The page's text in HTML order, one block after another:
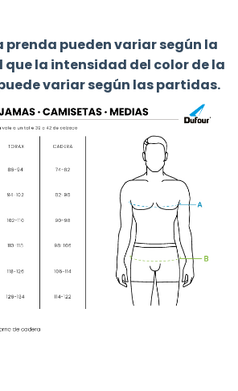
prenda pueden variar según la
la intensidad del color de la
variar según las partidas.